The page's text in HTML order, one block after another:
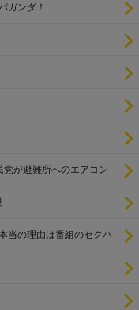
ガンダ！
が避難所へのエアコン
当の理由は番組のセクハ